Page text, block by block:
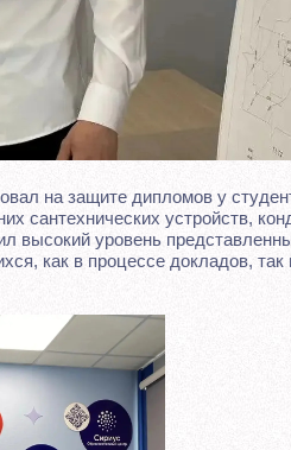
на защите дипломов у
сантехнических устройств,
высокий уровень
как в процессе докладов, так